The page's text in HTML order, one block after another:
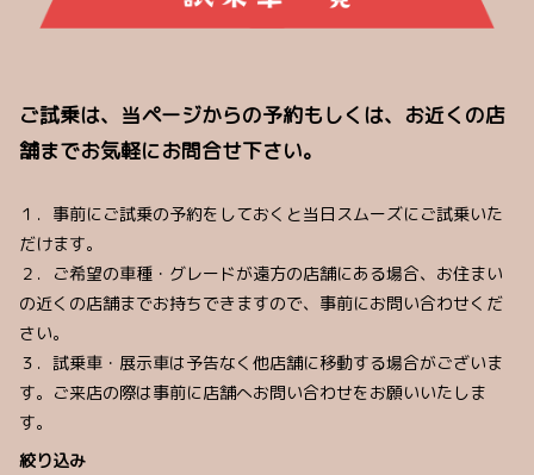
ご試乗は、当ページからの予約もしくは、お近くの店
舗までお気軽にお問合せ下さい。
１．事前にご試乗の予約をしておくと当日スムーズにご試乗いた
だけます。
２．ご希望の車種・グレードが遠方の店舗にある場合、お住まい
の近くの店舗までお持ちできますので、事前にお問い合わせくだ
さい。
３．試乗車・展示車は予告なく他店舗に移動する場合がございま
す。ご来店の際は事前に店舗へお問い合わせをお願いいたしま
す。
絞り込み